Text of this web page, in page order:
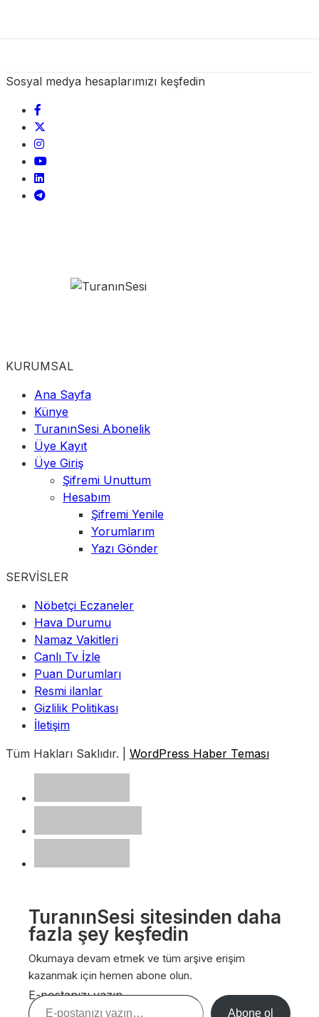
Sosyal medya hesaplarımızı keşfedin
KURUMSAL
Ana Sayfa
Künye
TuranınSesi Abonelik
Üye Kayıt
Üye Giriş
Şifremi Unuttum
Hesabım
Şifremi Yenile
Yorumlarım
Yazı Gönder
SERVİSLER
Nöbetçi Eczaneler
Hava Durumu
Namaz Vakitleri
Canlı Tv İzle
Puan Durumları
Resmi ilanlar
Gizlilik Politikası
İletişim
Tüm Hakları Saklıdır. | WordPress Haber Teması
TuranınSesi sitesinden daha
fazla şey keşfedin
Okumaya devam etmek ve tüm arşive erişim
kazanmak için hemen abone olun.
E-postanızı yazın…
Abone ol